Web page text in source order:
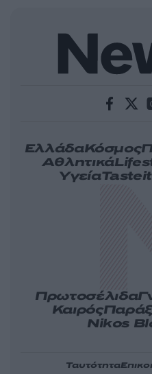
ΕλλάδαΚόσμος
Αθλητικά
ΥγείαTasteit
Πρωτοσέλιδα
Καιρός
Nikos
Ταυτότητα